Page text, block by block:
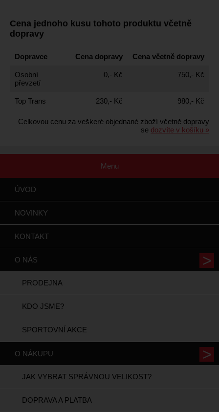
Cena jednoho kusu tohoto produktu včetně
dopravy
Dopravce Cena dopravy Cena včetně dopravy
Osobní
převzetí
0,- Kč 750,- Kč
Top Trans 230,- Kč 980,- Kč
Celkovou cenu za veškeré objednané zboží včetně dopravy
se dozvíte v košíku »
Menu
ÚVOD
NOVINKY
KONTAKT
O NÁS
PRODEJNA
KDO JSME?
SPORTOVNÍ AKCE
O NÁKUPU
JAK VYBRAT SPRÁVNOU VELIKOST?
DOPRAVA A PLATBA